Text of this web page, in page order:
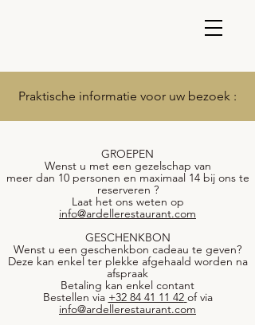
Praktische informatie voor uw bezoek :
GROEPEN
Wenst u met een gezelschap van
meer dan 10 personen en maximaal 14 bij ons te
reserveren ?
Laat het ons weten op
info@ardellerestaurant.com
GESCHENKBON
Wenst u een geschenkbon cadeau te geven?
Deze kan enkel ter plekke afgehaald worden na
afspraak
Betaling kan enkel contant
Bestellen via +32 84 41 11 42 of via
info@ardellerestaurant.com